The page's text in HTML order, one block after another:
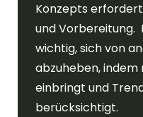
Konzepts
und Vorbereitung.
wichtig, sich von
abzuheben,
einbringt und
berücksichtigt.